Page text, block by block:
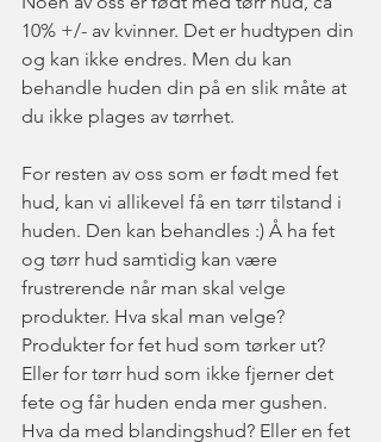
10% +/- av kvinner. Det er hudtypen din
og kan ikke endres. Men du kan
behandle huden din på en slik måte at
du ikke plages av tørrhet.
For resten av oss som er født med fet
hud, kan vi allikevel få en tørr tilstand i
huden. Den kan behandles :) Å ha fet
og tørr hud samtidig kan være
frustrerende når man skal velge
produkter. Hva skal man velge?
Produkter for fet hud som tørker ut?
Eller for tørr hud som ikke fjerner det
fete og får huden enda mer gushen.
Hva da med blandingshud? Eller en fet